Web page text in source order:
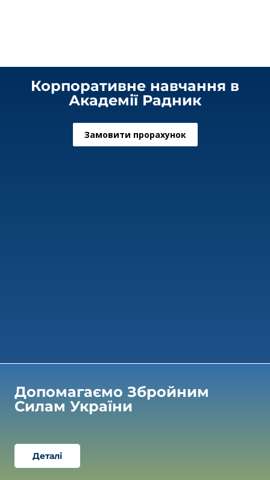
Корпоративне навчання в
Академії Радник
Замовити прорахунок
Допомагаємо Збройним
Силам України
Деталі